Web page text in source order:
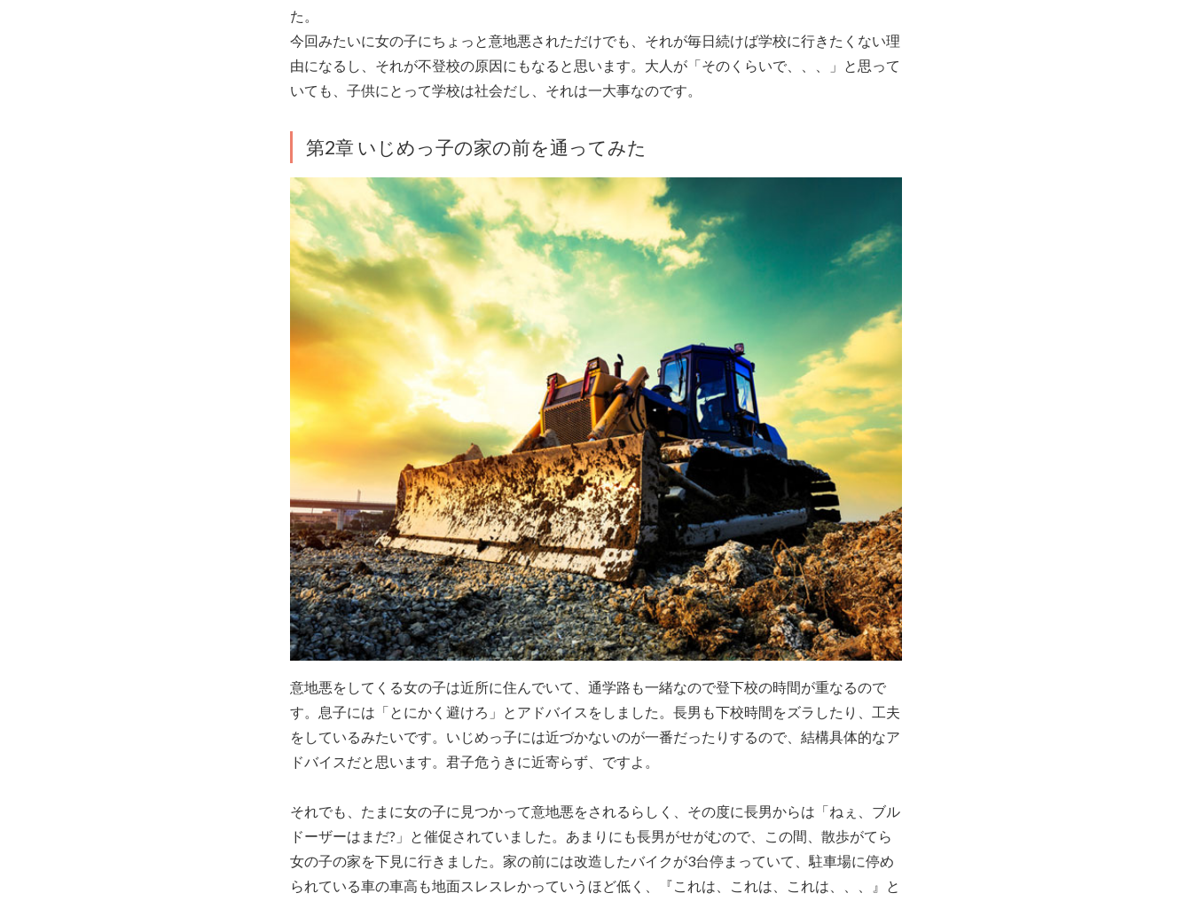
た。
今回みたいに女の子にちょっと意地悪されただけでも、それが毎日続けば学校に行きたくない理
由になるし、それが不登校の原因にもなると思います。大人が「そのくらいで、、、」と思って
いても、子供にとって学校は社会だし、それは一大事なのです。
第2章 いじめっ子の家の前を通ってみた
意地悪をしてくる女の子は近所に住んでいて、通学路も一緒なので登下校の時間が重なるので
す。息子には「とにかく避けろ」とアドバイスをしました。長男も下校時間をズラしたり、工夫
をしているみたいです。いじめっ子には近づかないのが一番だったりするので、結構具体的なア
ドバイスだと思います。君子危うきに近寄らず、ですよ。
それでも、たまに女の子に見つかって意地悪をされるらしく、その度に長男からは「ねぇ、ブル
ドーザーはまだ?」と催促されていました。あまりにも長男がせがむので、この間、散歩がてら
女の子の家を下見に行きました。家の前には改造したバイクが3台停まっていて、駐車場に停め
られている車の車高も地面スレスレかっていうほど低く、『これは、これは、これは、、、』と